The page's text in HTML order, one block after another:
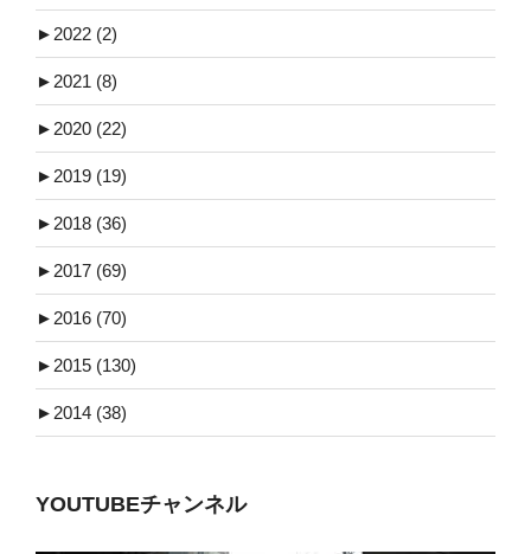
► 2022 (2)
► 2021 (8)
► 2020 (22)
► 2019 (19)
► 2018 (36)
► 2017 (69)
► 2016 (70)
► 2015 (130)
► 2014 (38)
YOUTUBEチャンネル